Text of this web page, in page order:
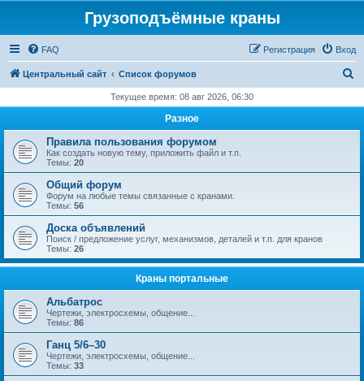
Грузоподъёмные краны
FAQ Вход
Регистрация
Центральный сайт Список форумов
с
Текущее время: 08 авг 2026, 06:30
Разное
Правила пользования форумом
Как создать новую тему, приложить файл и т.п.
Темы: 20
Общий форум
Форум на любые темы связанные с кранами.
Темы: 56
Доска объявлений
Поиск / предложение услуг, механизмов, деталей и т.п. для кранов
Темы: 26
Краны портальные
Альбатрос
Чертежи, электросхемы, общение...
Темы: 86
Ганц 5/6–30
Чертежи, электросхемы, общение...
Темы: 33